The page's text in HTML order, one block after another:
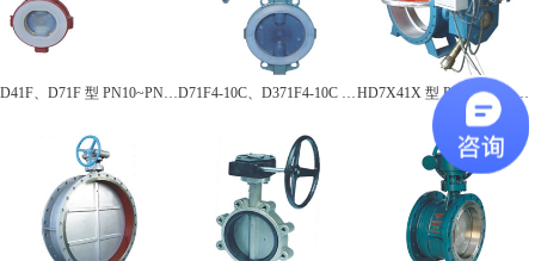
D41F、D71F 型 PN10~PN40 调节型四氟密封蝶阀 D71F4-10C、D371F4-10C 型对夹式衬氟蝶阀 HD7X41X 型 PN6~PN16 蓄能器式液控缓闭止回蝶阀